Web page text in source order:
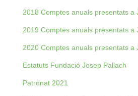
2018 Comptes anuals presentats a
2019 Comptes anuals presentats a
2020 Comptes anuals presentats a
Estatuts Fundació Josep Pallach
Patronat 2021